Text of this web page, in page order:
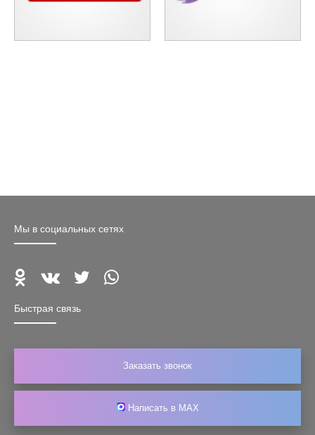
Мы в социальных сетях
Быстрая связь
Заказать звонок
Написать в MAX